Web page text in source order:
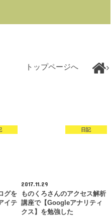
トップページへ
グを
イテ
日記
2017.11.29
ものくろさんのアクセス解析
講座で【Googleアナリティ
クス】を勉強した